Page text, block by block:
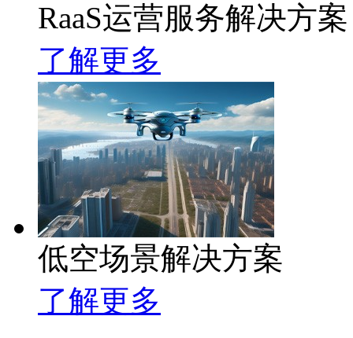
RaaS运营服务解决方案
了解更多
低空场景解决方案
了解更多